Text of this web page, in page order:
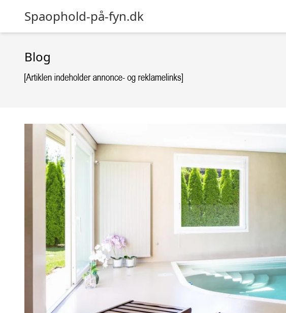
Spaophold-på-fyn.dk
Blog